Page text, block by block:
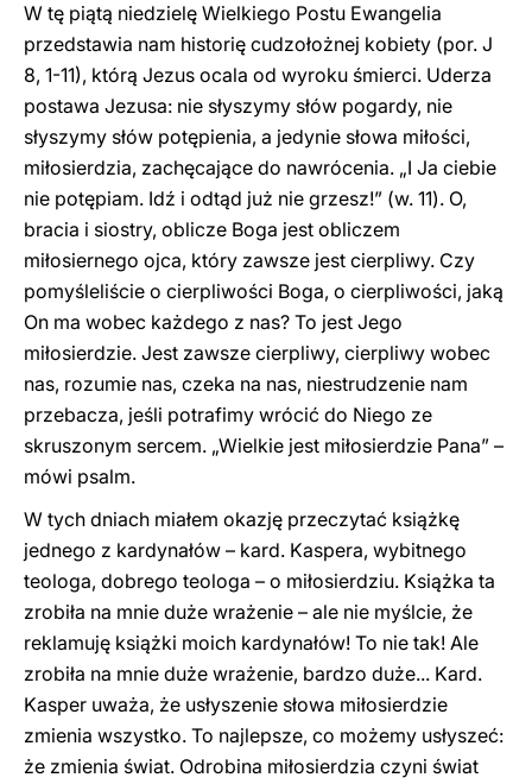
W tę piątą niedzielę Wielkiego Postu Ewangelia
przedstawia nam historię cudzołożnej kobiety (por. J
8, 1-11), którą Jezus ocala od wyroku śmierci. Uderza
postawa Jezusa: nie słyszymy słów pogardy, nie
słyszymy słów potępienia, a jedynie słowa miłości,
miłosierdzia, zachęcające do nawrócenia. „I Ja ciebie
nie potępiam. Idź i odtąd już nie grzesz!” (w. 11). O,
bracia i siostry, oblicze Boga jest obliczem
miłosiernego ojca, który zawsze jest cierpliwy. Czy
pomyśleliście o cierpliwości Boga, o cierpliwości, jaką
On ma wobec każdego z nas? To jest Jego
miłosierdzie. Jest zawsze cierpliwy, cierpliwy wobec
nas, rozumie nas, czeka na nas, niestrudzenie nam
przebacza, jeśli potrafimy wrócić do Niego ze
skruszonym sercem. „Wielkie jest miłosierdzie Pana” –
mówi psalm.
W tych dniach miałem okazję przeczytać książkę
jednego z kardynałów – kard. Kaspera, wybitnego
teologa, dobrego teologa – o miłosierdziu. Książka ta
zrobiła na mnie duże wrażenie – ale nie myślcie, że
reklamuję książki moich kardynałów! To nie tak! Ale
zrobiła na mnie duże wrażenie, bardzo duże... Kard.
Kasper uważa, że usłyszenie słowa miłosierdzie
zmienia wszystko. To najlepsze, co możemy usłyszeć:
że zmienia świat. Odrobina miłosierdzia czyni świat